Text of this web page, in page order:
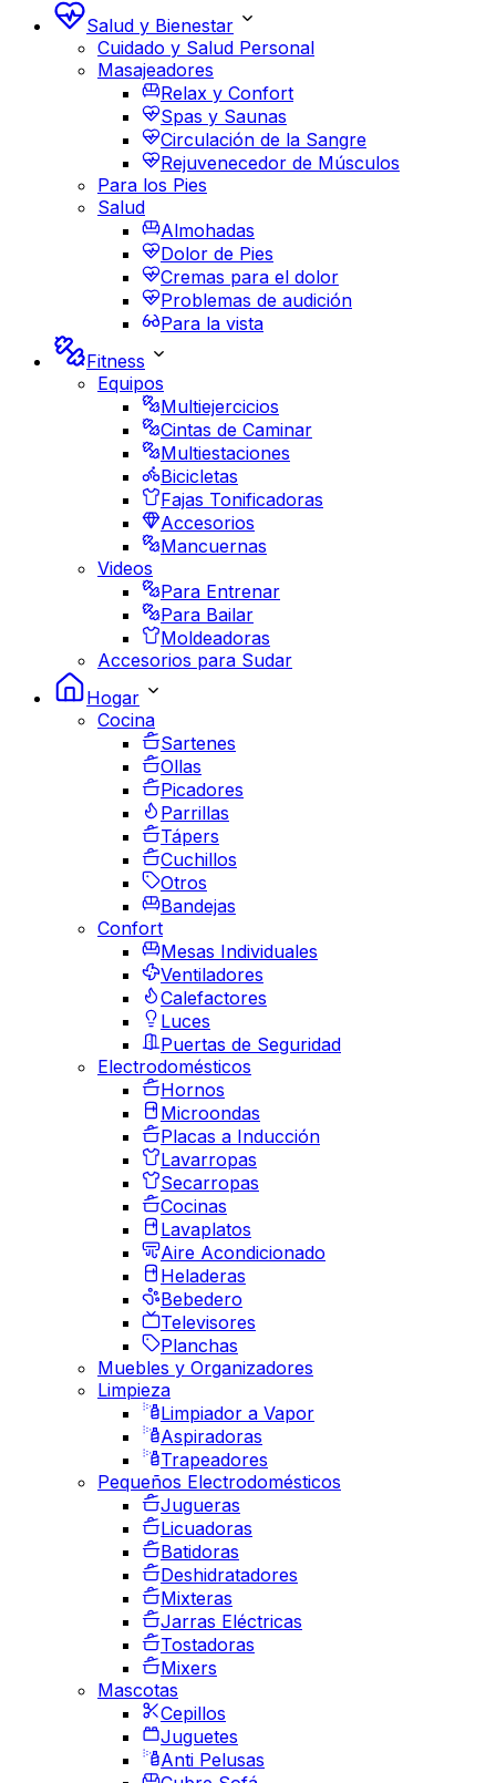
Salud y Bienestar
Cuidado y Salud Personal
Masajeadores
Relax y Confort
Spas y Saunas
Circulación de la Sangre
Rejuvenecedor de Músculos
Para los Pies
Salud
Almohadas
Dolor de Pies
Cremas para el dolor
Problemas de audición
Para la vista
Fitness
Equipos
Multiejercicios
Cintas de Caminar
Multiestaciones
Bicicletas
Fajas Tonificadoras
Accesorios
Mancuernas
Videos
Para Entrenar
Para Bailar
Moldeadoras
Accesorios para Sudar
Hogar
Cocina
Sartenes
Ollas
Picadores
Parrillas
Tápers
Cuchillos
Otros
Bandejas
Confort
Mesas Individuales
Ventiladores
Calefactores
Luces
Puertas de Seguridad
Electrodomésticos
Hornos
Microondas
Placas a Inducción
Lavarropas
Secarropas
Cocinas
Lavaplatos
Aire Acondicionado
Heladeras
Bebedero
Televisores
Planchas
Muebles y Organizadores
Limpieza
Limpiador a Vapor
Aspiradoras
Trapeadores
Pequeños Electrodomésticos
Jugueras
Licuadoras
Batidoras
Deshidratadores
Mixteras
Jarras Eléctricas
Tostadoras
Mixers
Mascotas
Cepillos
Juguetes
Anti Pelusas